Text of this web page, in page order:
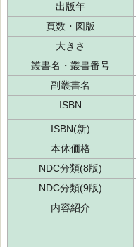
出版年
頁数・図版
大きさ
叢書名・叢書番号
副叢書名
ISBN
ISBN(新)
本体価格
NDC分類(8版)
NDC分類(9版)
内容紹介